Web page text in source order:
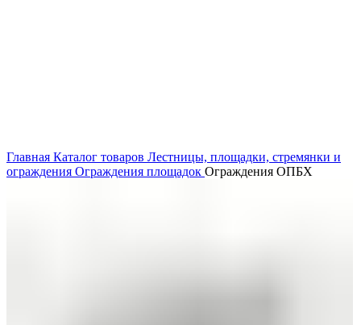
Главная Каталог товаров Лестницы, площадки, стремянки и
ограждения Ограждения площадок Ограждения ОПБХ